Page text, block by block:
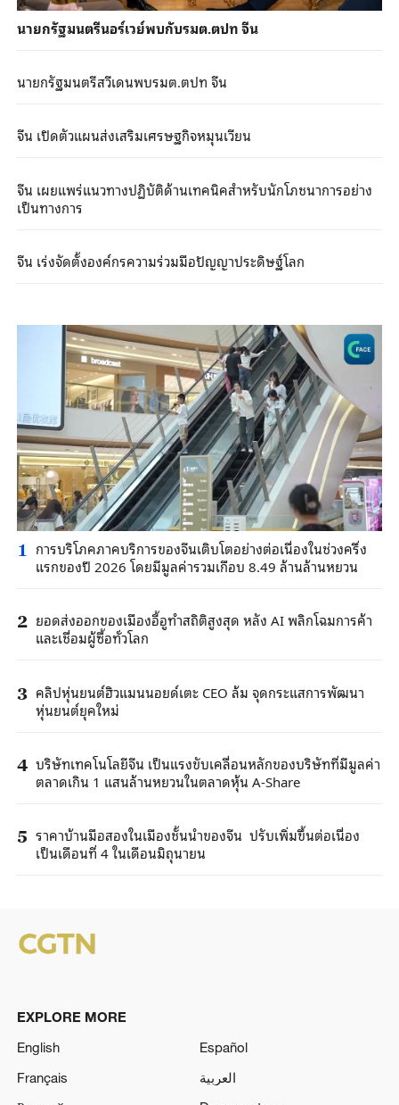
นายกรัฐมนตรีสวีเดนพบรมต.ตปท จีน
จีน เปิดตัวแผนส่งเสริมเศรษฐกิจหมุนเวียน
จีน เผยแพร่แนวทางปฏิบัติด้านเทคนิคสำหรับนักโภชนาการอย่าง
เป็นทางการ
จีน เร่งจัดตั้งองค์กรความร่วมมือปัญญาประดิษฐ์โลก
1 การบริโภคภาคบริการของจีนเติบโตอย่างต่อเนื่องในช่วงครึ่ง
แรกของปี 2026 โดยมีมูลค่ารวมเกือบ 8.49 ล้านล้านหยวน
2 ยอดส่งออกของเมืองอี้อูทำสถิติสูงสุด หลัง AI พลิกโฉมการค้า
และเชื่อมผู้ซื้อทั่วโลก
3 คลิปหุ่นยนต์ฮิวแมนนอยด์เตะ CEO ล้ม จุดกระแสการพัฒนา
หุ่นยนต์ยุคใหม่
4 บริษัทเทคโนโลยีจีน เป็นแรงขับเคลื่อนหลักของบริษัทที่มีมูลค่า
ตลาดเกิน 1 แสนล้านหยวนในตลาดหุ้น A-Share
5 ราคาบ้านมือสองในเมืองชั้นนำของจีน ปรับเพิ่มขึ้นต่อเนื่อง
เป็นเดือนที่ 4 ในเดือนมิถุนายน
EXPLORE MORE
English
Español
Français
العربية